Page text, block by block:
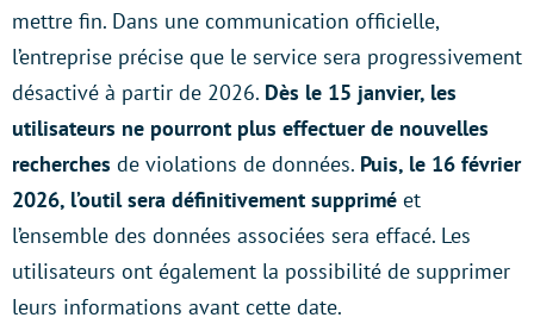
mettre fin. Dans une communication officielle,
l’entreprise précise que le service sera progressivement
désactivé à partir de 2026. Dès le 15 janvier, les
utilisateurs ne pourront plus effectuer de nouvelles
recherches de violations de données. Puis, le 16 février
2026, l’outil sera définitivement supprimé et
l’ensemble des données associées sera effacé. Les
utilisateurs ont également la possibilité de supprimer
leurs informations avant cette date.